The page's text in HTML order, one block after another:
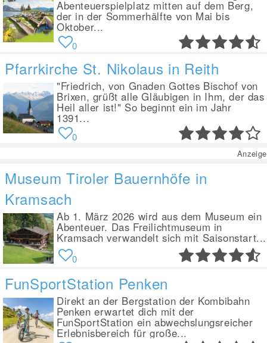
Abenteuerspielplatz mitten auf dem Berg,
der in der Sommerhälfte von Mai bis
Oktober...
0
Pfarrkirche St. Nikolaus in Reith
"Friedrich, von Gnaden Gottes Bischof von
Brixen, grüßt alle Gläubigen in Ihm, der das
Heil aller ist!" So beginnt ein im Jahr
1391...
0
Anzeige
Museum Tiroler Bauernhöfe in
Kramsach
Ab 1. März 2026 wird aus dem Museum ein
Abenteuer. Das Freilichtmuseum in
Kramsach verwandelt sich mit Saisonstart...
0
FunSportStation Penken
Direkt an der Bergstation der Kombibahn
Penken erwartet dich mit der
FunSportStation ein abwechslungsreicher
Erlebnisbereich für große...